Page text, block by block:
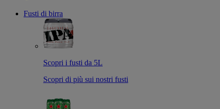
Fusti di birra
Scopri i fusti da 5L
Scopri di più sui nostri fusti